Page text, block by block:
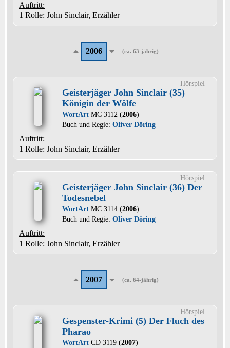
Auftritt:
1 Rolle: John Sinclair, Erzähler
2006 (ca. 63-jährig)
Hörspiel
Geisterjäger John Sinclair (35)
Königin der Wölfe
WortArt MC 3112 (2006)
Buch und Regie: Oliver Döring
Auftritt:
1 Rolle: John Sinclair, Erzähler
Hörspiel
Geisterjäger John Sinclair (36) Der
Todesnebel
WortArt MC 3114 (2006)
Buch und Regie: Oliver Döring
Auftritt:
1 Rolle: John Sinclair, Erzähler
2007 (ca. 64-jährig)
Hörspiel
Gespenster-Krimi (5) Der Fluch des
Pharao
WortArt CD 3119 (2007)